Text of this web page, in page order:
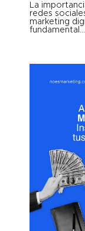
La
redes
marketing
fundamental...